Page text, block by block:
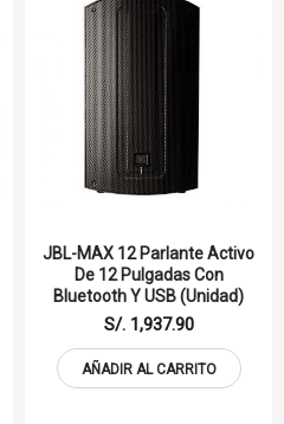
JBL-MAX 12 Parlante Activo
De 12 Pulgadas Con
Bluetooth Y USB (Unidad)
S/. 1,937.90
AÑADIR AL CARRITO